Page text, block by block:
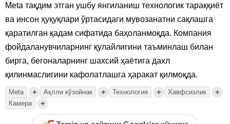
Meta тақдим этган ушбу янгиланиш технологик тараққиёт
ва инсон ҳуқуқлари ўртасидаги мувозанатни сақлашга
қаратилган қадам сифатида баҳоланмоқда. Компания
фойдаланувчиларнинг қулайлигини таъминлаш билан
бирга, бегоналарнинг шахсий ҳаётига дахл
қилинмаслигини кафолатлашга ҳаракат қилмоқда.
Meta + Ақлли кўзойнак + Технология + Хавфсизлик +
Камера +